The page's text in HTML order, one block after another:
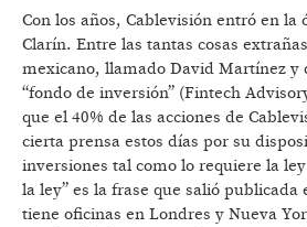
Con los años, Cablevisión entró en la
Clarín. Entre las tantas cosas
mexicano, llamado David Martínez y
“fondo de inversión” (Fintech
que el 40% de las acciones de
cierta prensa estos días por su
inversiones tal como lo requiere la
la ley” es la frase que salió
tiene oficinas en Londres y Nueva